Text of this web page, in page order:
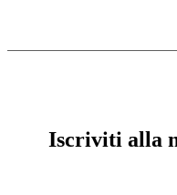
Iscriviti alla